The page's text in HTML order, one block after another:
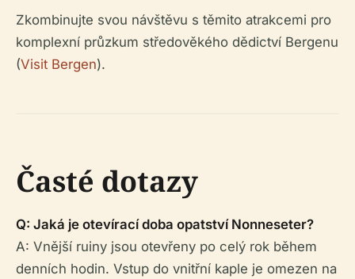
Zkombinujte svou návštěvu s těmito atrakcemi pro
komplexní průzkum středověkého dědictví Bergenu
(Visit Bergen).
Časté dotazy
Q: Jaká je otevírací doba opatství Nonneseter?
A: Vnější ruiny jsou otevřeny po celý rok během
denních hodin. Vstup do vnitřní kaple je omezen na